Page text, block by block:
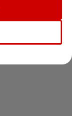
David
des...